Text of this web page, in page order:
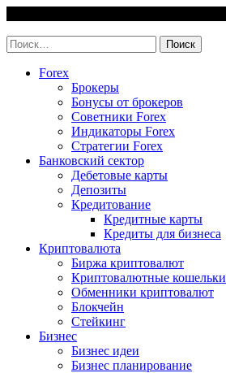
content
Найти:
Forex
Брокеры
Бонусы от брокеров
Советники Forex
Индикаторы Forex
Стратегии Forex
Банковский сектор
Дебетовые карты
Депозиты
Кредитование
Кредитные карты
Кредиты для бизнеса
Криптовалюта
Биржа криптовалют
Криптовалютные кошельки
Обменники криптовалют
Блокчейн
Стейкинг
Бизнес
Бизнес идеи
Бизнес планирование